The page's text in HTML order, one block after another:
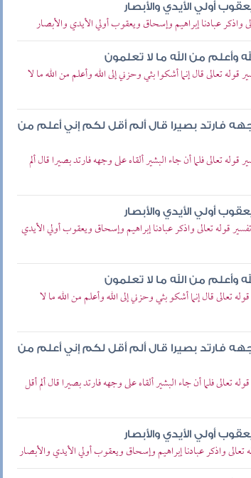
أولي الأيدي والأبصار
عبادنا إبراهيم وإسحاق ويعقوب أولي الأيدي والأبصار
وأعلم من الله ما لا تعلمون
تعالى قال إنما أشكوا بثي وحزني إلى الله وأعلم من الله ما لا
فارتد بصيرا قال ألم أقل لكم إني أعلم من
تعالى فلما أن جاء البشير ألقاه على وجهه فارتد بصيرا قال ألم
أولي الأيدي والأبصار
قوله تعالى واذكر عبادنا إبراهيم وإسحاق ويعقوب أولي الأيدي
وأعلم من الله ما لا تعلمون
قال إنما أشكو بثي وحزني إلى الله وأعلم من الله ما لا
فارتد بصيرا قال ألم أقل لكم إني أعلم من
فلما أن جاء البشير ألقاه على وجهه فارتد بصيرا قال ألم أقل
أولي الأيدي والأبصار
واذكر عبادنا إبراهيم وإسحاق ويعقوب أولي الأيدي والأبصار